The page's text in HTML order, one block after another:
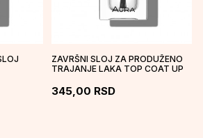
ZAVRŠNI SLOJ ZA PRODUŽENO
TRAJANJE LAKA TOP COAT UP
TRAJANJ...
345,00 RSD